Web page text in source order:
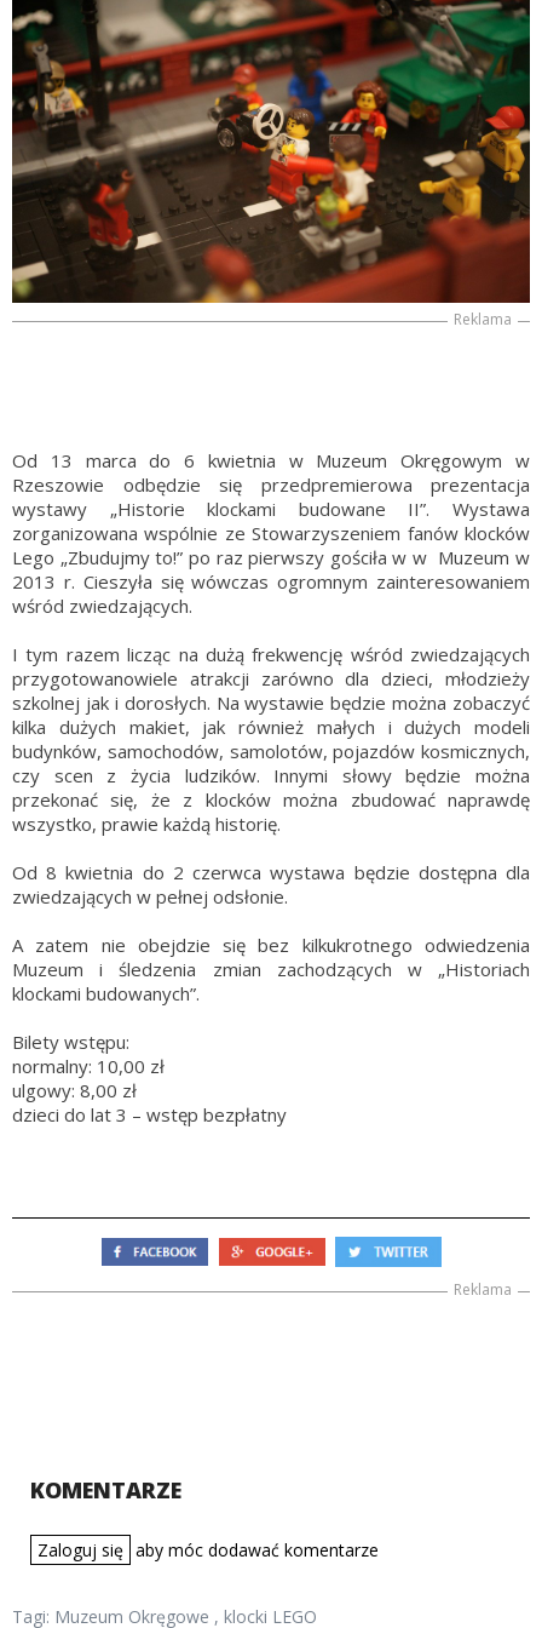
Reklama
Od 13 marca do 6 kwietnia w Muzeum Okręgowym w
Rzeszowie odbędzie się przedpremierowa prezentacja
wystawy „Historie klockami budowane II”. Wystawa
zorganizowana wspólnie ze Stowarzyszeniem fanów klocków
Lego „Zbudujmy to!” po raz pierwszy gościła w w Muzeum w
2013 r. Cieszyła się wówczas ogromnym zainteresowaniem
wśród zwiedzających.
I tym razem licząc na dużą frekwencję wśród zwiedzających
przygotowanowiele atrakcji zarówno dla dzieci, młodzieży
szkolnej jak i dorosłych. Na wystawie będzie można zobaczyć
kilka dużych makiet, jak również małych i dużych modeli
budynków, samochodów, samolotów, pojazdów kosmicznych,
czy scen z życia ludzików. Innymi słowy będzie można
przekonać się, że z klocków można zbudować naprawdę
wszystko, prawie każdą historię.
Od 8 kwietnia do 2 czerwca wystawa będzie dostępna dla
zwiedzających w pełnej odsłonie.
A zatem nie obejdzie się bez kilkukrotnego odwiedzenia
Muzeum i śledzenia zmian zachodzących w „Historiach
klockami budowanych”.
Bilety wstępu:
normalny: 10,00 zł
ulgowy: 8,00 zł
dzieci do lat 3 – wstęp bezpłatny
Reklama
KOMENTARZE
Zaloguj się aby móc dodawać komentarze
Tagi: Muzeum Okręgowe , klocki LEGO